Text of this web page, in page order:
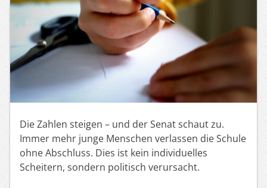
Die Zahlen steigen – und der Senat schaut zu.
Immer mehr junge Menschen verlassen die Schule
ohne Abschluss. Dies ist kein individuelles
Scheitern, sondern politisch verursacht.